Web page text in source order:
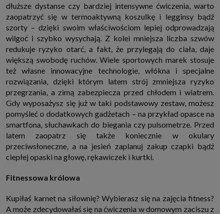
1. Jeśli udzieliłeś zgody na przetwarzanie danych możesz ją w każdej
chwili wycofać (cofnięcie zgody oczywiście nie uchyli zgodności z prawem
przetwarzania już dokonanego na jej podstawie);
2. Masz również prawo żądania dostępu do Twoich danych osobowych, ich
sprostowania, usunięcia lub ograniczenia przetwarzania, prawo do
przeniesienia danych, wyrażenia sprzeciwu wobec przetwarzania danych
oraz prawo do wniesienia skargi do organu nadzorczego, którym w Polsce
jest Prezes Urzędu Ochrony Danych Osobowych.Pod tym adresem
znajdziesz dodatkowe informacje dotyczące przetwarzania danych i
dłuższe dystanse czy bardziej intensywne ćwiczenia, warto
zaopatrzyć się w termoaktywną koszulkę i legginsy bądź
szorty – dzięki swoim właściwościom lepiej odprowadzają
wilgoć i szybko wysychają. Z kolei mniejsza liczba szwów
redukuje ryzyko otarć, a fakt, że przylegają do ciała, daje
większą swobodę ruchów. Wiele sportowych marek stosuje
też własne innowacyjne technologie, włókna i specjalne
rozwiązania, dzięki którym latem strój zmniejsza ryzyko
przegrzania, a zimą zabezpiecza przed chłodem i wiatrem.
Gdy wyposażysz się już w taki podstawowy zestaw, możesz
pomyśleć o dodatkowych gadżetach – na przykład opasce na
smartfona, słuchawkach do biegania czy pulsometrze. Przed
latem zaopatrz się także koniecznie w okulary
przeciwsłoneczne, a na jesień zaplanuj zakup czapki bądź
ciepłej opaski na głowę, rękawiczek i kurtki.
Fitnessowa królowa
Kupiłaś karnet na siłownię? Wybierasz się na zajęcia fitness?
A może zdecydowałaś się na ćwiczenia w domowym zaciszu z